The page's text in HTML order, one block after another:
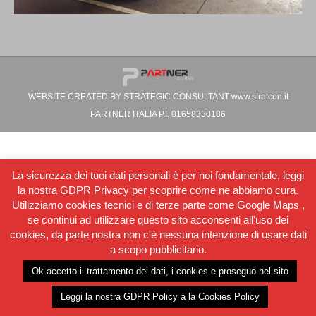
WEBSITE CREATED BY STRATEGIC CONSULTANT www.stratcon.it
PARTNER ITALIA P.I. 01658330186
La sicurezza dei tuoi dati personali è per noi fondamentale, leggi
la nostra GDPR Privacy per scoprire come ne abbiamo cura.
Utilizziamo cookies tecnici e di terze parte come Google Maps ,
se continui ad utilizzare questo sito acconsenti all'uso dei
cookies, da parte nostra non c'è nessuna intenzione di usare dati
a scopo pubblicitario.
Ok accetto il trattamento dei dati, i cookies e proseguo nel sito
Leggi la nostra GDPR Policy a la Cookies Policy